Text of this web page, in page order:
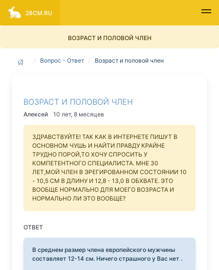
ВОЗРАСТ И ПОЛОВОЙ ЧЛЕН
28CM.RU
Вопрос - Ответ Возраст и половой член
ВОЗРАСТ И ПОЛОВОЙ ЧЛЕН
Алексей 10 лет, 8 месяцев
ЗДРАВСТВУЙТЕ! ТАК КАК В ИНТЕРНЕТЕ ПИШУТ В
ОСНОВНОМ ЧУШЬ И НАЙТИ ПРАВДУ КРАЙНЕ
ТРУДНО ПОРОЙ,ТО ХОЧУ СПРОСИТЬ У
КОМПЕТЕНТНОГО СПЕЦИАЛИСТА. МНЕ 30
ЛЕТ,МОЙ ЧЛЕН В ЭРЕГИРОВАННОМ СОСТОЯНИИ 10
- 10,5 СМ В ДЛИНУ И 12,8 - 13,0 В ОБХВАТЕ. ЭТО
ВООБЩЕ НОРМАЛЬНО ДЛЯ МОЕГО ВОЗРАСТА И
НОРМАЛЬНО ЛИ ЭТО ВООБЩЕ?
ОТВЕТ
В среднем размер члена европейского мужчины
составляет 12-14 см. Ничего страшного у Вас нет .